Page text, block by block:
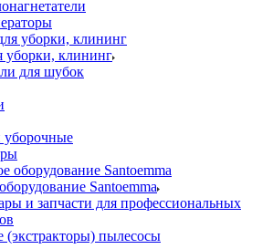
уборки, клининг
для шубок
уборочные
Santoemma
и запчасти для профессиональных
пылесосы